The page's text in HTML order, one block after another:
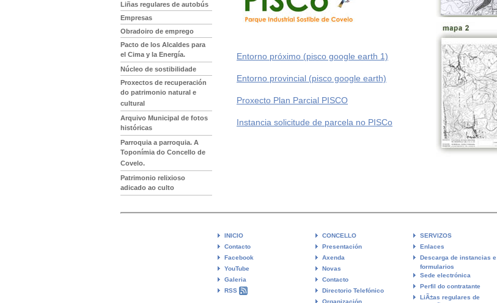
Liñas regulares de autobús
Empresas
Obradoiro de emprego
Pacto de los Alcaldes para
el Cima y la Energía.
Núcleo de sostibilidade
Proxectos de recuperación
do patrimonio natural e
cultural
Arquivo Municipal de fotos
históricas
Parroquia a parroquia. A
Toponímia do Concello de
Covelo.
Patrimonio relixioso
adicado ao culto
Entorno próximo (pisco google earth 1)
Entorno provincial (pisco google earth)
Proxecto Plan Parcial PISCO
Instancia solicitude de parcela no PISCo
INICIO
Contacto
Facebook
YouTube
Galeria
RSS
CONCELLO
Presentación
Axenda
Novas
Contacto
Directorio Telefónico
Organización
SERVIZOS
Enlaces
Descarga de instancias e
formularios
Sede electrónica
Perfil do contratante
LiÃ±as regulares de